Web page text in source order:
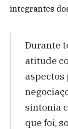
integrantes
Durante
atitude
aspectos
sintonia
que foi,